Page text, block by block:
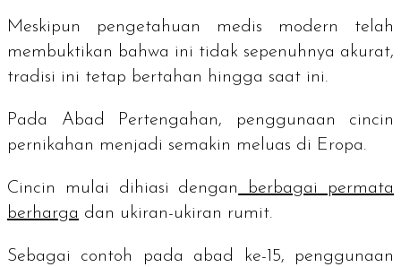
Meskipun pengetahuan medis modern telah
membuktikan bahwa ini tidak sepenuhnya akurat,
tradisi ini tetap bertahan hingga saat ini.
Pada Abad Pertengahan, penggunaan cincin
pernikahan menjadi semakin meluas di Eropa.
Cincin mulai dihiasi dengan
berbagai permata
berharga dan ukiran-ukiran rumit.
Sebagai contoh pada abad ke-15, penggunaan